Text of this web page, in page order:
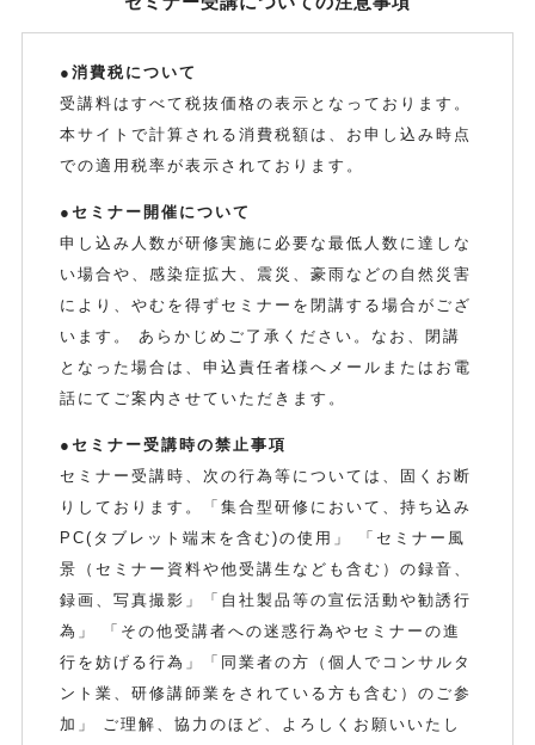
●消費税について
受講料はすべて税抜価格の表示となっております。
本サイトで計算される消費税額は、お申し込み時点
での適用税率が表示されております。
●セミナー開催について
申し込み人数が研修実施に必要な最低人数に達しな
い場合や、感染症拡大、震災、豪雨などの自然災害
により、やむを得ずセミナーを閉講する場合がござ
います。 あらかじめご了承ください。なお、閉講
となった場合は、申込責任者様へメールまたはお電
話にてご案内させていただきます。
●セミナー受講時の禁止事項
セミナー受講時、次の行為等については、固くお断
りしております。「集合型研修において、持ち込み
PC(タブレット端末を含む)の使用」 「セミナー風
景（セミナー資料や他受講生なども含む）の録音、
録画、写真撮影」「自社製品等の宣伝活動や勧誘行
為」 「その他受講者への迷惑行為やセミナーの進
行を妨げる行為」「同業者の方（個人でコンサルタ
ント業、研修講師業をされている方も含む）のご参
加」 ご理解、協力のほど、よろしくお願いいたし